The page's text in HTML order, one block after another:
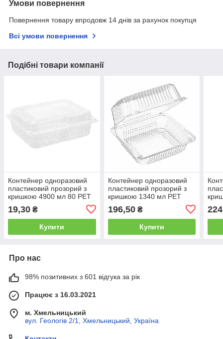
Умови повернення
Повернення товару впродовж 14 днів за рахунок покупця
Всі умови повернення
Подібні товари компанії
Контейнер одноразовий
пластиковий прозорий з
кришкою 4900 мл 80 PET
HF (265х205х79 мм) для
холодного, 150 шт/ящик
19,30 ₴
Купити
Контейнер одноразовий
пластиковий прозорий з
кришкою 1340 мл PET
холодного Pro Service, 25
шт/уп.
196,50₴
Купити
шт/
224
Про нас
98% позитивних з 601 відгука за рік
Працює з 16.03.2021
м. Хмельницький
вул. Геологів 2/1, Хмельницький, Україна